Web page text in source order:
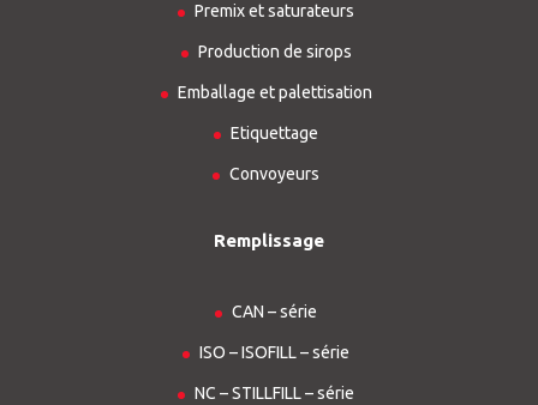
Premix et saturateurs
Production de sirops
Emballage et palettisation
Etiquettage
Convoyeurs
Remplissage
CAN – série
ISO – ISOFILL – série
NC – STILLFILL – série